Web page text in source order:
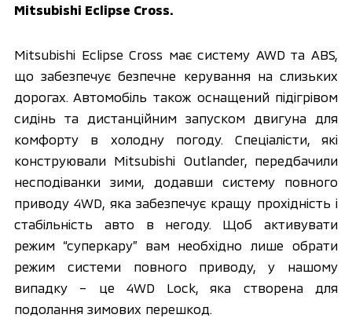
Mitsubishi Eclipse Cross.
Mitsubishi Eclipse Cross має систему AWD та ABS,
що забезпечує безпечне керування на слизьких
дорогах. Автомобіль також оснащений підігрівом
сидінь та дистанційним запуском двигуна для
комфорту в холодну погоду. Спеціалісти, які
конструювали Mitsubishi Outlander, передбачили
несподіванки зими, додавши систему повного
приводу 4WD, яка забезпечує кращу прохідність і
стабільність авто в негоду. Щоб активувати
режим “суперкару” вам необхідно лише обрати
режим системи повного приводу, у нашому
випадку – це 4WD Lock, яка створена для
подолання зимових перешкод.